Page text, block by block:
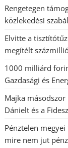
Rengetegen
közlekedési
Elvitte a
megítélt
1000 milliárd
Gazdasági és
Majka
Dánielt és a
Pénztelen
mire nem jut